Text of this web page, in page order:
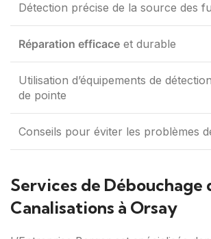
Détection précise de la source des
Réparation efficace et durable
Utilisation d’équipements de
de pointe
Conseils pour éviter les problèmes
Services de Débouchage
Canalisations à Orsay